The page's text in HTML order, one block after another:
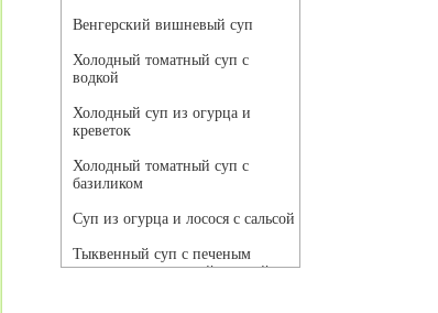
Венгерский вишневый суп
Холодный томатный суп с
водкой
Холодный суп из огурца и
креветок
Холодный томатный суп с
базиликом
Суп из огурца и лосося с сальсой
Тыквенный суп с печеным
чесноком и томатной сальсой